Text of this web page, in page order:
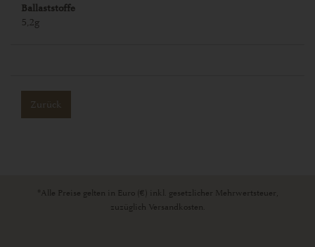
Ballaststoffe
5,2g
Zurück
*Alle Preise gelten in Euro (€) inkl. gesetzlicher Mehrwertsteuer,
zuzüglich Versandkosten.